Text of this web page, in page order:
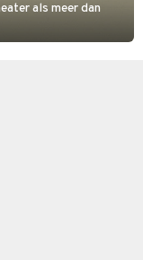
als meer dan